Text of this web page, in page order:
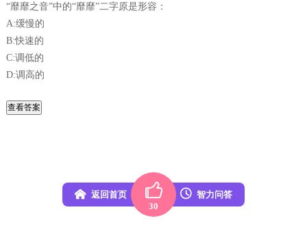
“靡靡之音”中的“靡靡”二字原是形容：
A:缓慢的
B:快速的
C:调低的
D:调高的
返回首页
30
智力问答